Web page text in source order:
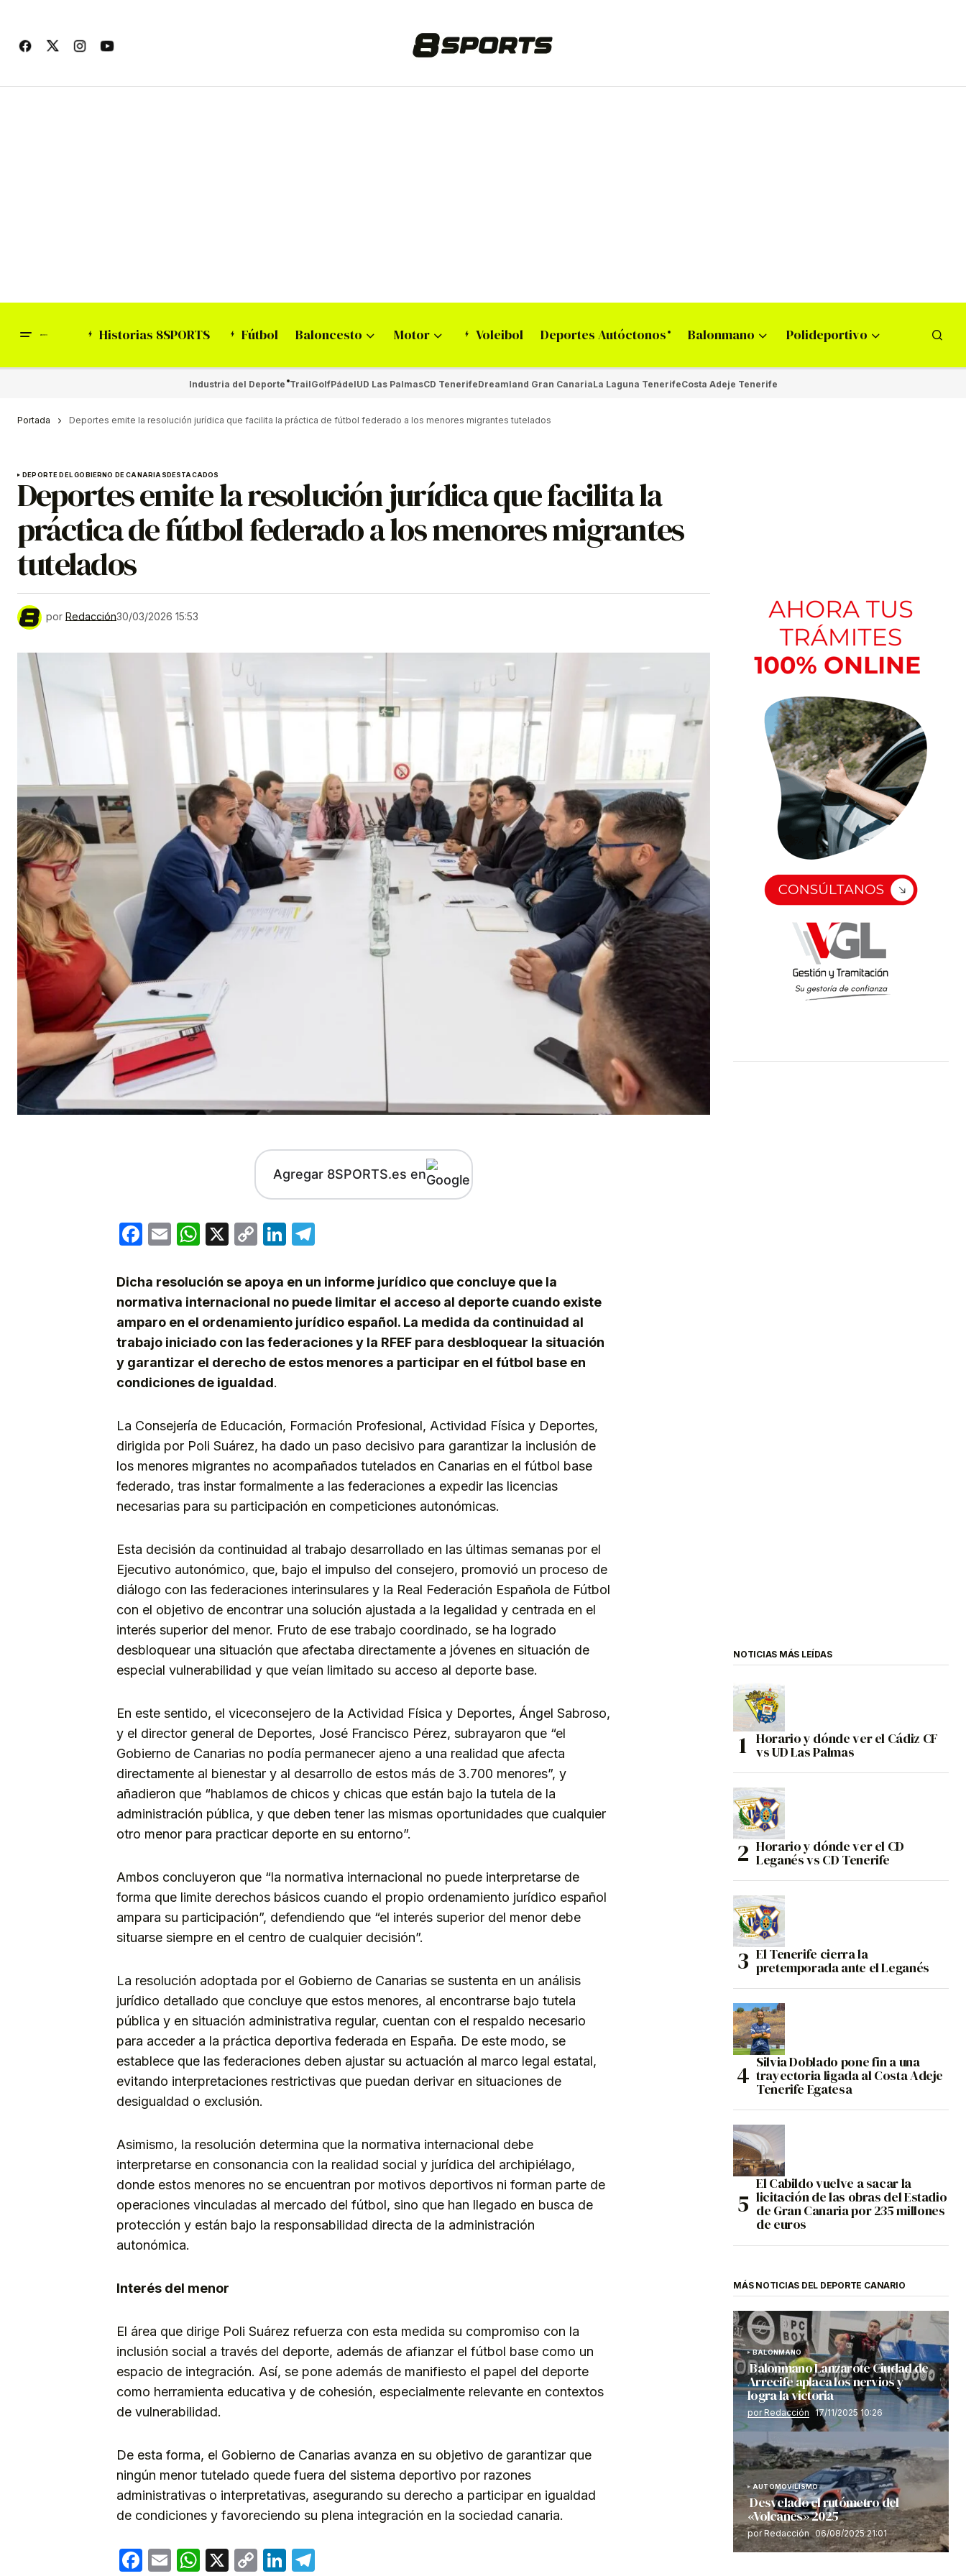
Historias 8SPORTS Fútbol Baloncesto Motor Voleibol Deportes Autóctonos Balonmano Polideportivo
Industria del Deporte TrailGolfPádelUD Las PalmasCD TenerifeDreamland Gran CanariaLa Laguna TenerifeCosta Adeje Tenerife
Portada Deportes emite la resolución jurídica que facilita la práctica de fútbol federado a los menores migrantes tutelados
DEPORTE DEL GOBIERNO DE CANARIASDESTACADOS
Deportes emite la resolución jurídica que facilita la
práctica de fútbol federado a los menores migrantes
tutelados
por Redacción30/03/2026 15:53
Agregar 8SPORTS.es en
Facebook
EmailWhatsApp
X
CopyLinkedIn
Dicha resolución se apoya en un informe jurídico que concluye que la
normativa internacional no puede limitar el acceso al deporte cuando existe
amparo en el ordenamiento jurídico español. La medida da continuidad al
trabajo iniciado con las federaciones y la RFEF para desbloquear la situación
y garantizar el derecho de estos menores a participar en el fútbol base en
condiciones de igualdad.
La Consejería de Educación, Formación Profesional, Actividad Física y Deportes,
dirigida por Poli Suárez, ha dado un paso decisivo para garantizar la inclusión de
los menores migrantes no acompañados tutelados en Canarias en el fútbol base
federado, tras instar formalmente a las federaciones a expedir las licencias
necesarias para su participación en competiciones autonómicas.
Esta decisión da continuidad al trabajo desarrollado en las últimas semanas por el
Ejecutivo autonómico, que, bajo el impulso del consejero, promovió un proceso de
diálogo con las federaciones interinsulares y la Real Federación Española de Fútbol
con el objetivo de encontrar una solución ajustada a la legalidad y centrada en el
interés superior del menor. Fruto de ese trabajo coordinado, se ha logrado
desbloquear una situación que afectaba directamente a jóvenes en situación de
especial vulnerabilidad y que veían limitado su acceso al deporte base.
En este sentido, el viceconsejero de la Actividad Física y Deportes, Ángel Sabroso,
y el director general de Deportes, José Francisco Pérez, subrayaron que “el
Gobierno de Canarias no podía permanecer ajeno a una realidad que afecta
directamente al bienestar y al desarrollo de estos más de 3.700 menores”, y
añadieron que “hablamos de chicos y chicas que están bajo la tutela de la
administración pública, y que deben tener las mismas oportunidades que cualquier
otro menor para practicar deporte en su entorno”.
Ambos concluyeron que “la normativa internacional no puede interpretarse de
forma que limite derechos básicos cuando el propio ordenamiento jurídico español
ampara su participación”, defendiendo que “el interés superior del menor debe
situarse siempre en el centro de cualquier decisión”.
La resolución adoptada por el Gobierno de Canarias se sustenta en un análisis
jurídico detallado que concluye que estos menores, al encontrarse bajo tutela
pública y en situación administrativa regular, cuentan con el respaldo necesario
para acceder a la práctica deportiva federada en España. De este modo, se
establece que las federaciones deben ajustar su actuación al marco legal estatal,
evitando interpretaciones restrictivas que puedan derivar en situaciones de
desigualdad o exclusión.
Asimismo, la resolución determina que la normativa internacional debe
interpretarse en consonancia con la realidad social y jurídica del archipiélago,
donde estos menores no se encuentran por motivos deportivos ni forman parte de
operaciones vinculadas al mercado del fútbol, sino que han llegado en busca de
protección y están bajo la responsabilidad directa de la administración
autonómica.
Interés del menor
El área que dirige Poli Suárez refuerza con esta medida su compromiso con la
inclusión social a través del deporte, además de afianzar el fútbol base como un
espacio de integración. Así, se pone además de manifiesto el papel del deporte
como herramienta educativa y de cohesión, especialmente relevante en contextos
de vulnerabilidad.
De esta forma, el Gobierno de Canarias avanza en su objetivo de garantizar que
ningún menor tutelado quede fuera del sistema deportivo por razones
administrativas o interpretativas, asegurando su derecho a participar en igualdad
de condiciones y favoreciendo su plena integración en la sociedad canaria.
Facebook
EmailWhatsApp
X
CopyLinkedIn
NOTICIAS MÁS LEÍDAS
Horario y dónde ver el Cádiz CF
vs UD Las Palmas
Horario y dónde ver el CD
Leganés vs CD Tenerife
El Tenerife cierra la
pretemporada ante el Leganés
Silvia Doblado pone fin a una
trayectoria ligada al Costa Adeje
Tenerife Egatesa
El Cabildo vuelve a sacar la
licitación de las obras del Estadio
de Gran Canaria por 235 millones
de euros
MÁS NOTICIAS DEL DEPORTE CANARIO
BALONMANO
Balonmano Lanzarote Ciudad de
Arrecife aplaca los nervios y
logra la victoria
por Redacción 17/11/2025 10:26
AUTOMOVILISMO
Desvelado el rutómetro del
«Volcanes» 2025
por Redacción 06/08/2025 21:01